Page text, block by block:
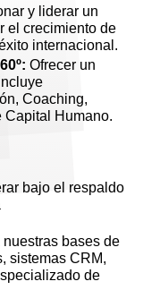
y liderar un
el crecimiento de
internacional.
Ofrecer un
Coaching,
Capital Humano.
bajo el respaldo
bases de
sistemas CRM,
de